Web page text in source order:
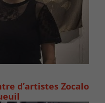
d’artistes Zocalo